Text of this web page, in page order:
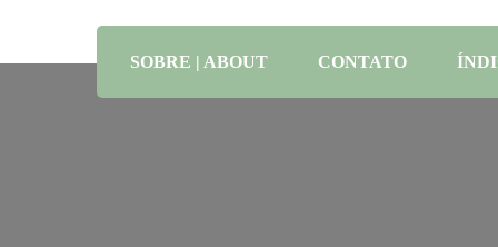
SOBRE | ABOUT CONTATO